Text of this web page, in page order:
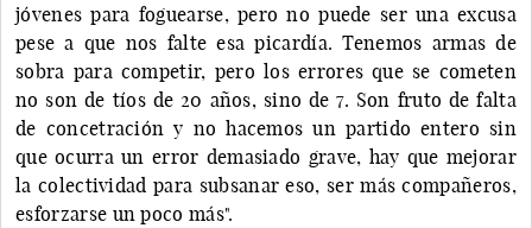
jóvenes para foguearse, pero no puede ser una excusa
pese a que nos falte esa picardía. Tenemos armas de
sobra para competir, pero los errores que se cometen
no son de tíos de 20 años, sino de 7. Son fruto de falta
de concetración y no hacemos un partido entero sin
que ocurra un error demasiado grave, hay que mejorar
la colectividad para subsanar eso, ser más compañeros,
esforzarse un poco más".